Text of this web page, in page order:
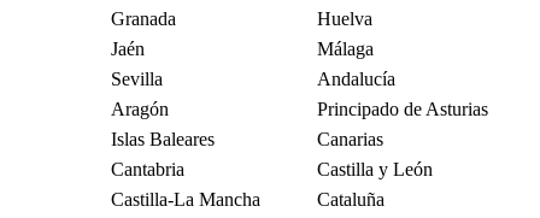
Granada
Huelva
Jaén
Málaga
Sevilla
Andalucía
Aragón
Principado de Asturias
Islas Baleares
Canarias
Cantabria
Castilla y León
Castilla-La Mancha
Cataluña